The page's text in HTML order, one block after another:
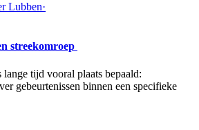
Lubben·
streekomroep
tijd vooral plaats bepaald:
gebeurtenissen binnen een specifieke